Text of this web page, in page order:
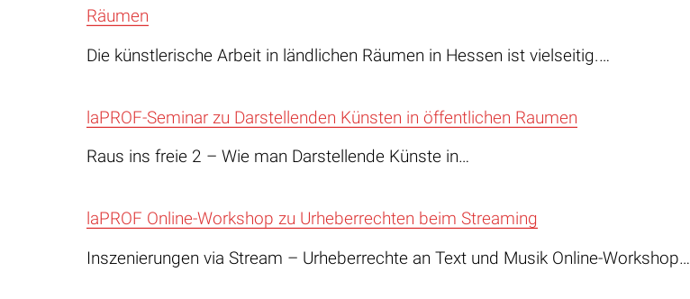
Räumen
Die künstlerische Arbeit in ländlichen Räumen in Hessen ist vielseitig.…
laPROF-Seminar zu Darstellenden Künsten in öffentlichen Raumen
Raus ins freie 2 – Wie man Darstellende Künste in…
laPROF Online-Workshop zu Urheberrechten beim Streaming
Inszenierungen via Stream – Urheberrechte an Text und Musik Online-Workshop…